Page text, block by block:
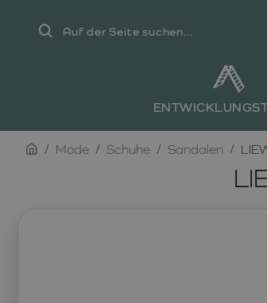
Auf
homeMode Schuhe Sandalen